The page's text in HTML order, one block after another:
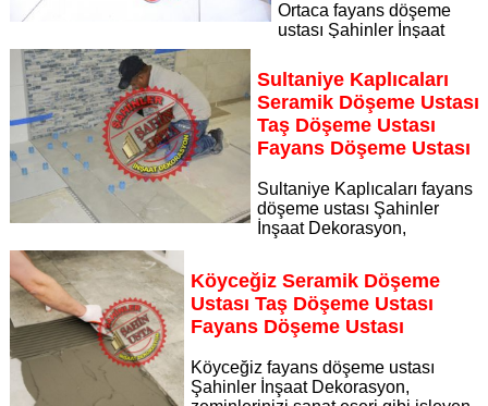
Ortaca fayans döşeme
ustası Şahinler İnşaat
Dekorasyon, zeminlerinizi sanat eseri gibi işleyen uzman
kadrosuyla Ortaca bölgesine özel hizmet sunuyor Ortaca
seramik döşeme ustası taş döşeme ustası fayans döşeme
ustası
Sayfaya Git
Sultaniye Kaplıcaları
Seramik Döşeme Ustası
Taş Döşeme Ustası
Fayans Döşeme Ustası
Sultaniye Kaplıcaları fayans
döşeme ustası Şahinler
İnşaat Dekorasyon,
zeminlerinizi sanat eseri gibi işleyen uzman kadrosuyla
Sultaniye Kaplıcaları bölgesine özel hizmet sunuyor
Sayfaya Git
Köyceğiz Seramik Döşeme
Ustası Taş Döşeme Ustası
Fayans Döşeme Ustası
Köyceğiz fayans döşeme ustası
Şahinler İnşaat Dekorasyon,